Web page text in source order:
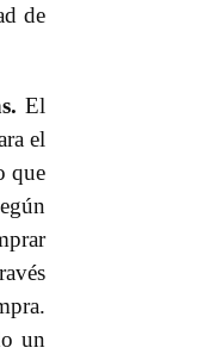
de
El
el
que
un